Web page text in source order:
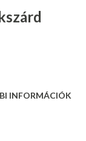
INFORMÁCIÓK